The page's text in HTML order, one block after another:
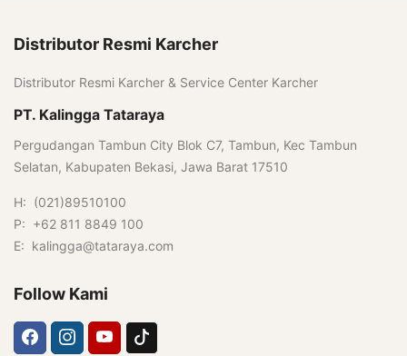
Distributor Resmi Karcher
Distributor Resmi Karcher & Service Center Karcher
PT. Kalingga Tataraya
Pergudangan Tambun City Blok C7, Tambun, Kec Tambun
Selatan, Kabupaten Bekasi, Jawa Barat 17510
H: (021)89510100
P: +62 811 8849 100
E: kalingga@tataraya.com
Follow Kami